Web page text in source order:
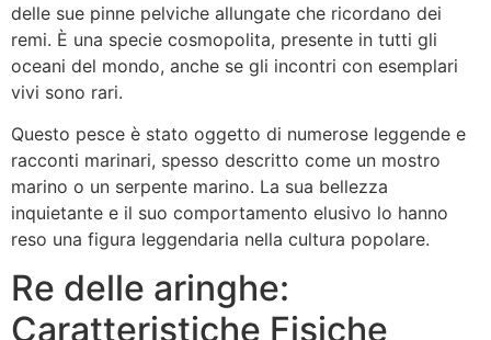
delle sue pinne pelviche allungate che ricordano dei
remi. È una specie cosmopolita, presente in tutti gli
oceani del mondo, anche se gli incontri con esemplari
vivi sono rari.
Questo pesce è stato oggetto di numerose leggende e
racconti marinari, spesso descritto come un mostro
marino o un serpente marino. La sua bellezza
inquietante e il suo comportamento elusivo lo hanno
reso una figura leggendaria nella cultura popolare.
Re delle aringhe:
Caratteristiche Fisiche